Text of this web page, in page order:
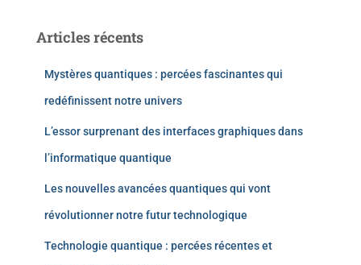
Articles récents
Mystères quantiques : percées fascinantes qui
redéfinissent notre univers
L’essor surprenant des interfaces graphiques dans
l’informatique quantique
Les nouvelles avancées quantiques qui vont
révolutionner notre futur technologique
Technologie quantique : percées récentes et